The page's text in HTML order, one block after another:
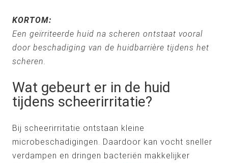
KORTOM:
Een geïrriteerde huid na scheren ontstaat vooral
door beschadiging van de huidbarrière tijdens het
scheren.
Wat gebeurt er in de huid
tijdens scheerirritatie?
Bij scheerirritatie ontstaan kleine
microbeschadigingen. Daardoor kan vocht sneller
verdampen en dringen bacteriën makkelijker